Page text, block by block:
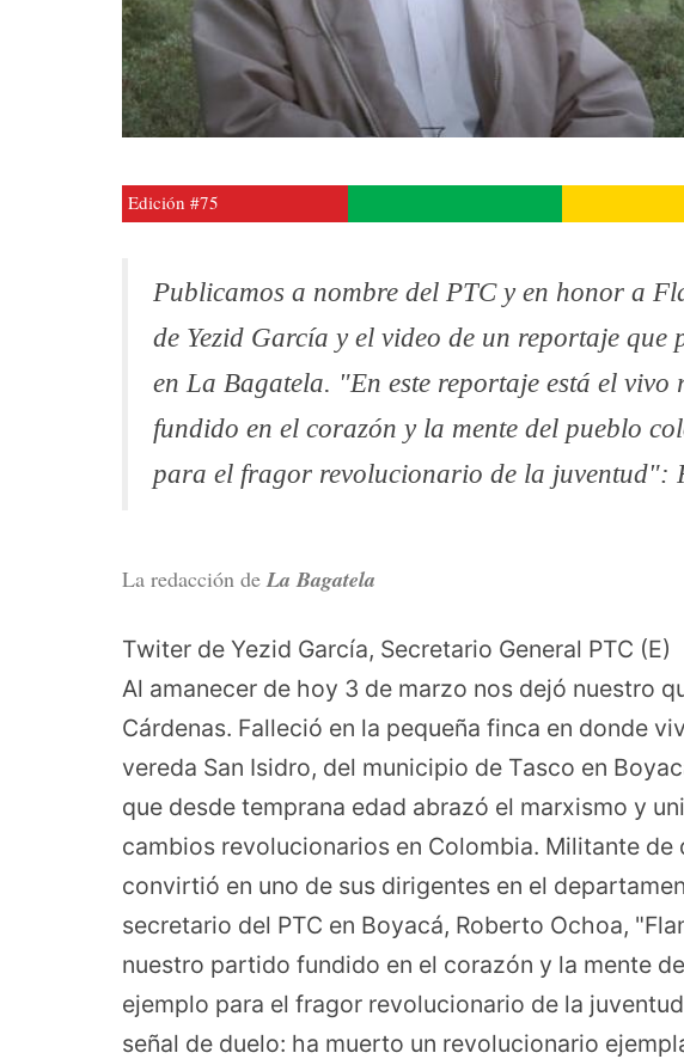
Edición #75
Publicamos a nombre del PTC y en honor a
de Yezid García y el video de un reportaje que
en La Bagatela. "En este reportaje está el
fundido en el corazón y la mente del pueblo
para el fragor revolucionario de la juventud":
La redacción de La Bagatela
Twiter de Yezid García, Secretario General PTC (E)
Al amanecer de hoy 3 de marzo nos dejó nuestro
Cárdenas. Falleció en la pequeña finca en donde
vereda San Isidro, del municipio de Tasco en
que desde temprana edad abrazó el marxismo y
cambios revolucionarios en Colombia. Militante de
convirtió en uno de sus dirigentes en el
secretario del PTC en Boyacá, Roberto Ochoa,
nuestro partido fundido en el corazón y la mente
ejemplo para el fragor revolucionario de la
señal de duelo: ha muerto un revolucionario